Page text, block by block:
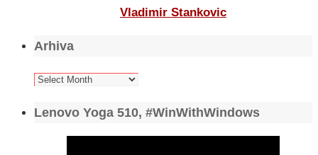
Vladimir Stankovic
Arhiva
Arhiva
Lenovo Yoga 510, #WinWithWindows